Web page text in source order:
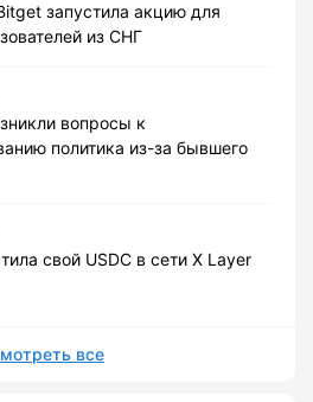
запустила акцию для
из СНГ
вопросы к
политика из-за бывшего
свой USDC в сети X Layer
все